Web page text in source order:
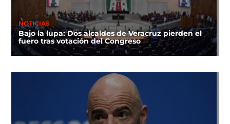
NOTICIAS
Bajo la lupa: Dos alcaldes de Veracruz pierden el
fuero tras votación del Congreso